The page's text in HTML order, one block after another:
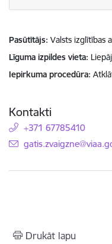
Pasūtītājs Valsts izglītības
Līguma izpildes vieta
Iepirkuma procedūra
Kontakti
+371 67785410
E-pasts:
Drukāt lapu